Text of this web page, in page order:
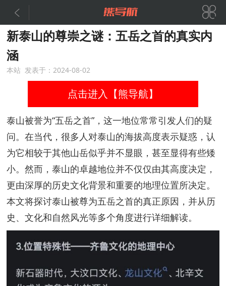
 
新泰山的尊崇之谜：五岳之首的真实内
涵
本站 发表于：2024-08-02
点击进入【熊导航】
泰山被誉为“五岳之首”，这一地位常常引发人们的疑
问。在当代，很多人对泰山的海拔高度表示疑惑，认
为它相较于其他山岳似乎并不显眼，甚至显得有些矮
小。然而，泰山的卓越地位并不仅仅由其高度决定，
更由深厚的历史文化背景和重要的地理位置所决定。
本文将探讨泰山被尊为五岳之首的真正原因，并从历
史、文化和自然风光等多个角度进行详细解读。